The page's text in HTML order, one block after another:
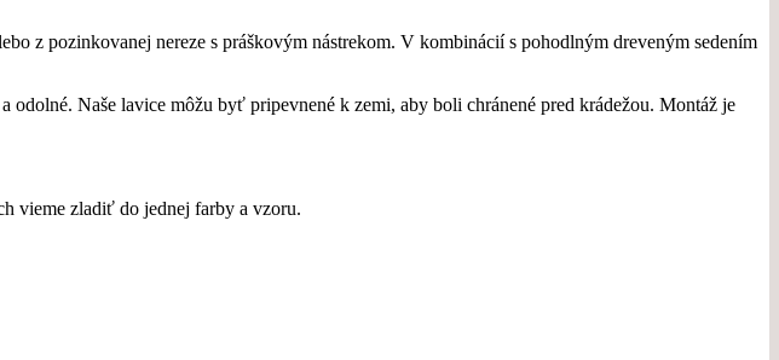
z pozinkovanej nereze s práškovým nástrekom. V kombinácií s pohodlným dreveným sedením
Naše lavice môžu byť pripevnené k zemi, aby boli chránené pred krádežou. Montáž je
vieme zladiť do jednej farby a vzoru.